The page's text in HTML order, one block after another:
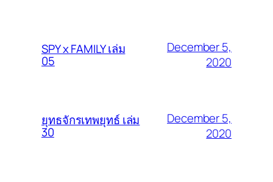
SPY x FAMILY เล่ม
05
December 5,
2020
ยุทธจักรเทพยุทธ์ เล่ม
30
December 5,
2020